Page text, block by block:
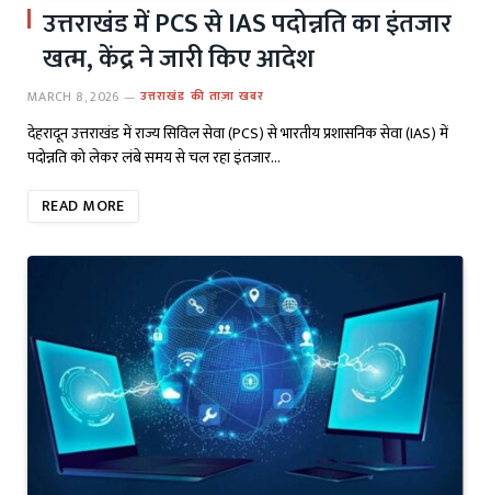
उत्तराखंड में PCS से IAS पदोन्नति का इंतजार
खत्म, केंद्र ने जारी किए आदेश
MARCH 8, 2026 उत्तराखंड की ताज़ा खबर
देहरादून उत्तराखंड में राज्य सिविल सेवा (PCS) से भारतीय प्रशासनिक सेवा (IAS) में
पदोन्नति को लेकर लंबे समय से चल रहा इंतजार…
READ MORE